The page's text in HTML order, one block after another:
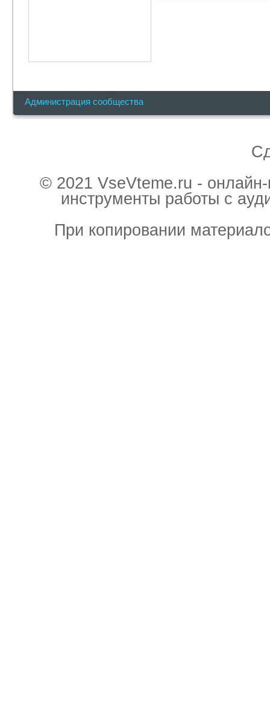
Администрация сообщества
© 2021 VseVteme.ru -
инструменты работы с
При копировании